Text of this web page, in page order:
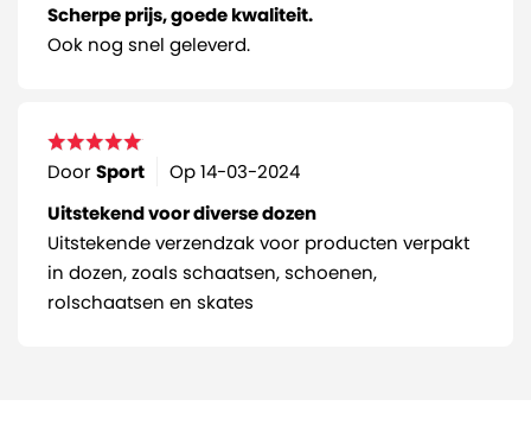
Scherpe prijs, goede kwaliteit.
Ook nog snel geleverd.
DoorSport Op14-03-2024
Uitstekend voor diverse dozen
Uitstekende verzendzak voor producten verpakt
in dozen, zoals schaatsen, schoenen,
rolschaatsen en skates